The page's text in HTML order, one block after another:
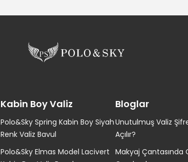
Kabin Boy Valiz
Polo&Sky Spring Kabin Boy Siyah
Renk Valiz Bavul
Polo&Sky Elmas Model Lacivert
Bloglar
Unutulmuş Valiz
Açılır?
Makyaj Çantasında